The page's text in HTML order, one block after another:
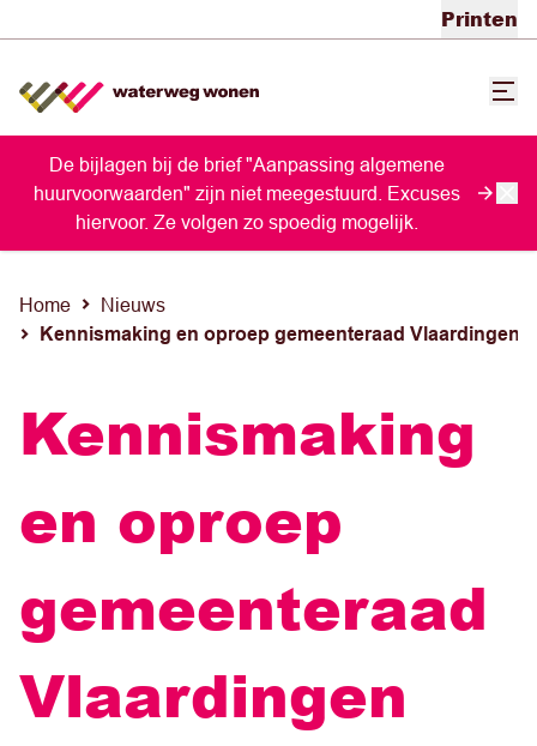
Printen
De bijlagen bij de brief "Aanpassing algemene
huurvoorwaarden" zijn niet meegestuurd. Excuses
hiervoor. Ze volgen zo spoedig mogelijk.
Home Nieuws
Kennismaking en oproep gemeenteraad Vlaardingen
Kennismaking
en oproep
gemeenteraad
Vlaardingen